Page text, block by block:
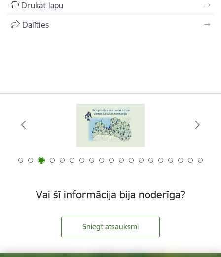
Drukāt lapu
Dalīties
Vai šī informācija bija noderīga?
Sniegt atsauksmi